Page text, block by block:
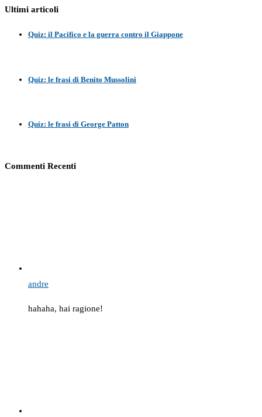
Ultimi articoli
Quiz: il Pacifico e la guerra contro il Giappone
Quiz: le frasi di Benito Mussolini
Quiz: le frasi di George Patton
Commenti Recenti
andre
hahaha, hai ragione!